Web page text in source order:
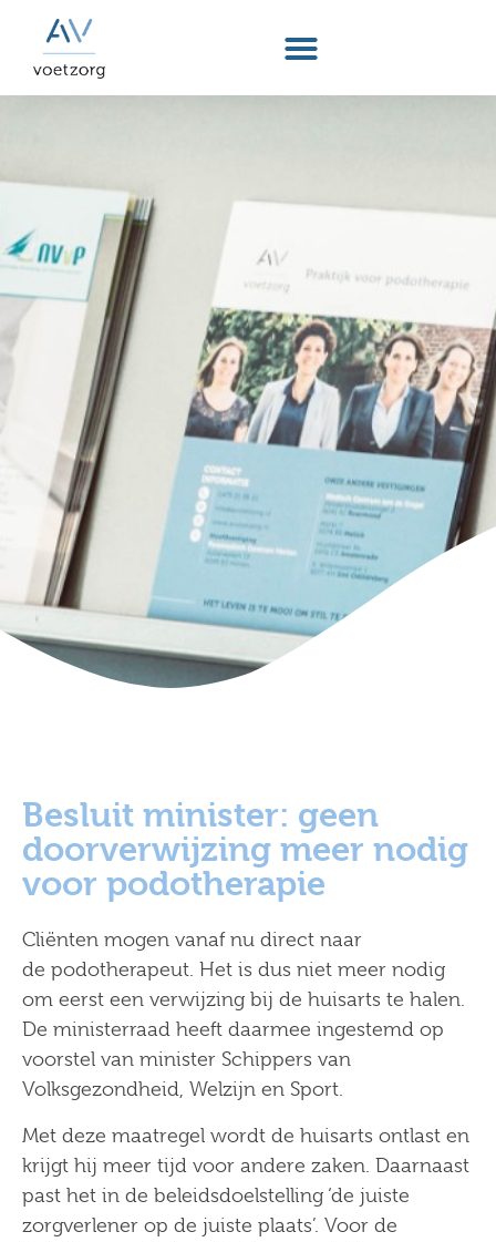
Besluit minister: geen
doorverwijzing meer nodig
voor podotherapie
Cliënten mogen vanaf nu direct naar
de podotherapeut. Het is dus niet meer nodig
om eerst een verwijzing bij de huisarts te halen.
De ministerraad heeft daarmee ingestemd op
voorstel van minister Schippers van
Volksgezondheid, Welzijn en Sport.
Met deze maatregel wordt de huisarts ontlast en
krijgt hij meer tijd voor andere zaken. Daarnaast
past het in de beleidsdoelstelling ‘de juiste
zorgverlener op de juiste plaats’. Voor de